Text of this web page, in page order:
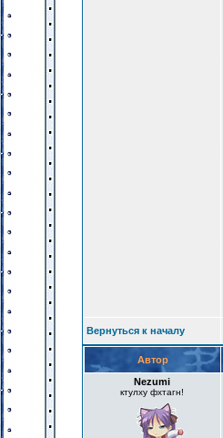
Вернуться к началу
Автор
Nezumi
ктулху фхтагн!